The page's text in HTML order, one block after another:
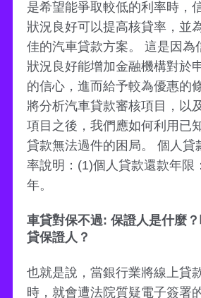
是希望能爭取較低的利率時，
狀況良好可以提高核貸率，並
佳的汽車貸款方案。 這是因為
狀況良好能增加金融機構對於
的信心，進而給予較為優惠的
將分析汽車貸款審核項目，以
項目之後，我們應如何利用已
貸款無法過件的困局。 個人貸
率說明：(1)個人貸款還款年限
年。
車貸對保不過: 保證人是什麼
貸保證人？
也就是說，當銀行業將線上貸
時，就會遭法院質疑電子簽署